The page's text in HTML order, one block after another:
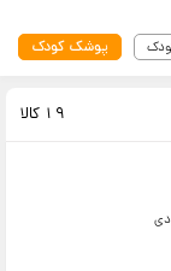
پوشک کودک
19 کالا